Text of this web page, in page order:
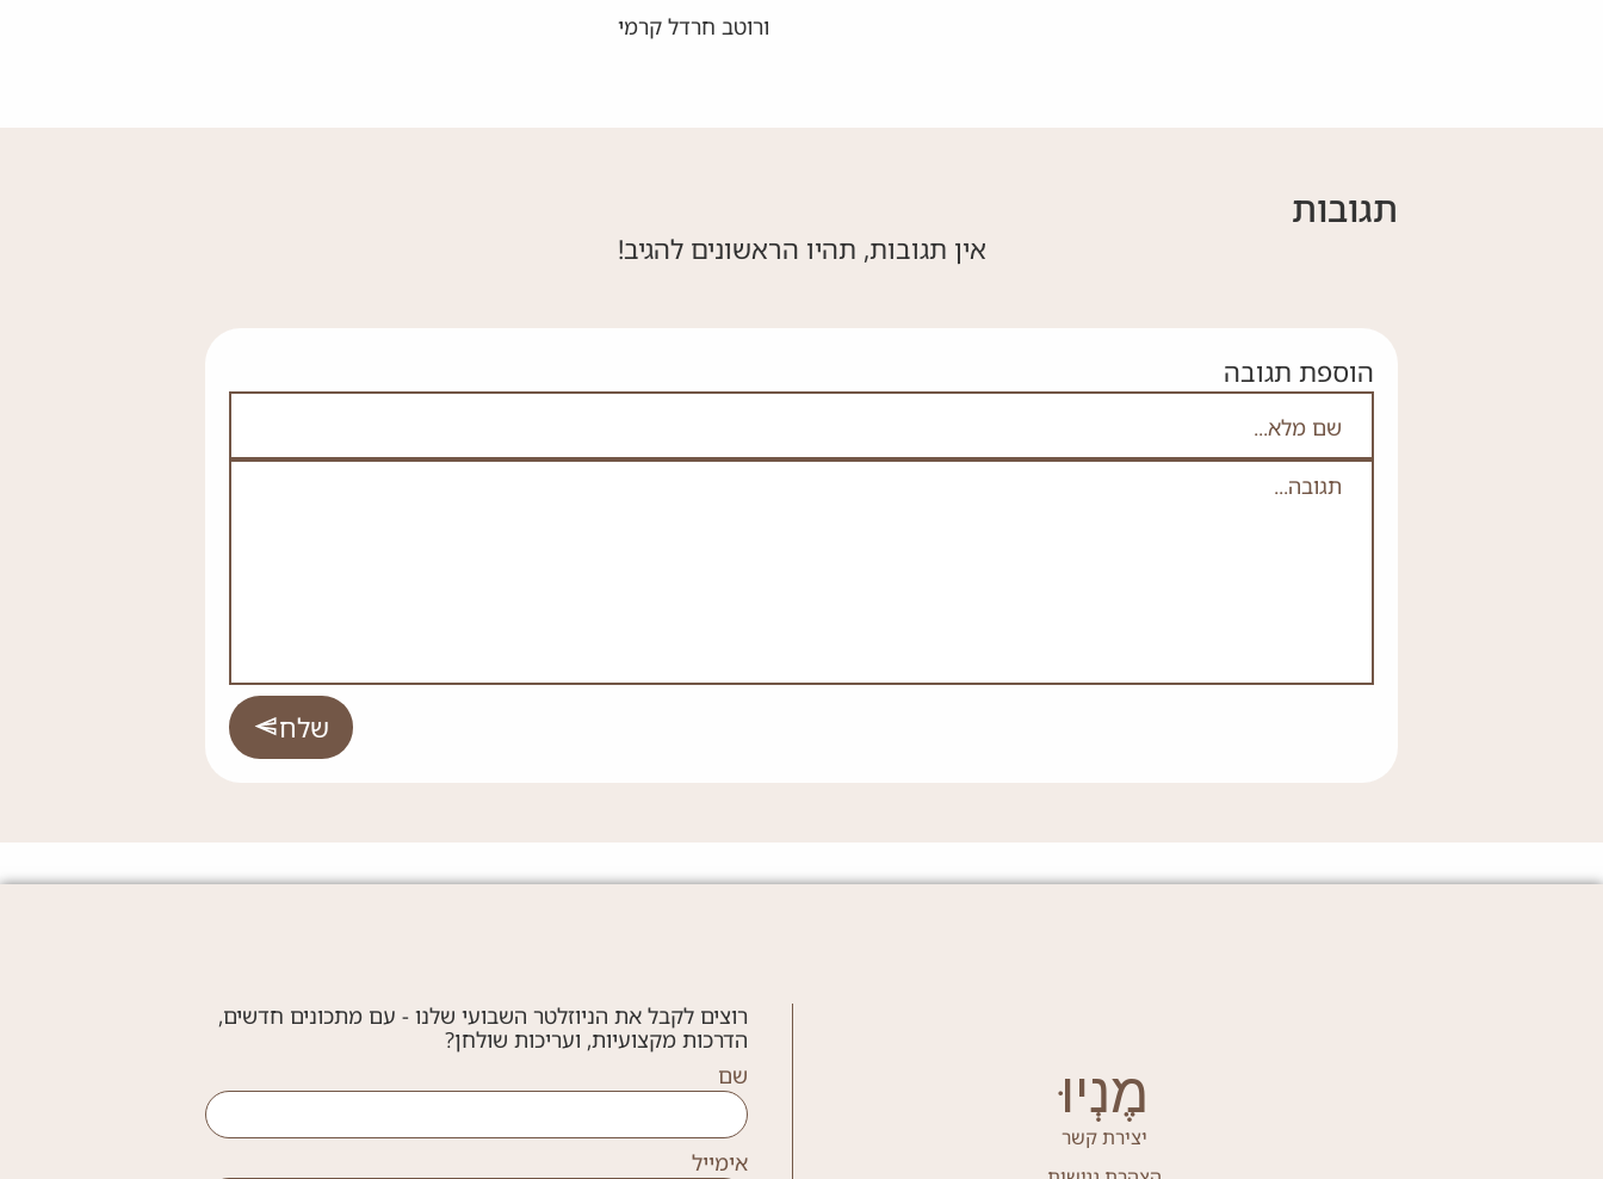
ורוטב חרדל קרמי
תגובות
אין תגובות, תהיו הראשונים להגיב!
אם אתה לא רובוט אל תמלא את השדה הזה
הוספת תגובה
שם מלא
תגובה*
שלח
מֶנְיוּ
יצירת קשר
רוצים לקבל את הניוזלטר השבועי שלנו - עם מתכונים חדשים,
הדרכות מקצועיות, ועריכות שולחן?
שם
אימייל